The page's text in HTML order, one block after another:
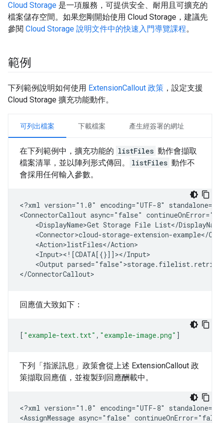
Cloud Storage 是一項服務，可提供安全、耐用且可擴充的
檔案儲存空間。如果您剛開始使用 Cloud Storage，建議先
參閱 Cloud Storage 說明文件中的快速入門導覽課程。
範例
下列範例說明如何使用 ExtensionCallout 政策 ，設定支援
Cloud Storage 擴充功能動作。
可列出檔案 下載檔案 產生經簽署的網址
在下列範例中，擴充功能的 listFiles 動作會擷取
檔案清單，並以陣列形式傳回。
listFiles 動作不
會採用任何輸入參數。
<?xml version="1.0" encoding="UTF-8"
<ConnectorCallout async="false"
<DisplayName>Get Storage File
<Output
回應值大致如下：
[ "example-text.txt" , "example-image.png" ]
下列「指派訊息」政策會從上述 ExtensionCallout 政
策擷取回應值，並複製到回應酬載中。
<?xml version="1.0" encoding="UTF-8"
<AssignMessage async="false"